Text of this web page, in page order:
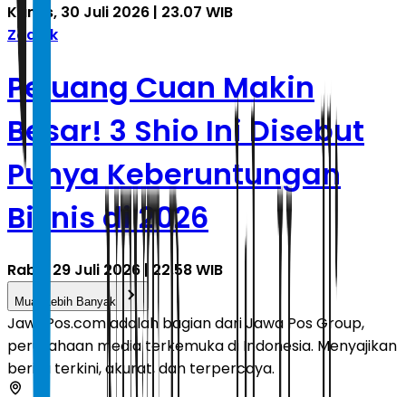
Kamis, 30 Juli 2026 | 23.07 WIB
Zodiak
Peluang Cuan Makin
Besar! 3 Shio Ini Disebut
Punya Keberuntungan
Bisnis di 2026
Rabu, 29 Juli 2026 | 22.58 WIB
Muat Lebih Banyak
JawaPos.com adalah bagian dari Jawa Pos Group,
perusahaan media terkemuka di Indonesia. Menyajikan
berita terkini, akurat, dan terpercaya.